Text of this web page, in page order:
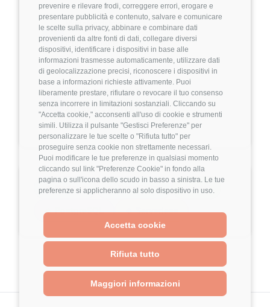
prevenire e rilevare frodi, correggere errori, erogare e
presentare pubblicità e contenuto, salvare e comunicare
le scelte sulla privacy, abbinare e combinare dati
provenienti da altre fonti di dati, collegare diversi
dispositivi, identificare i dispositivi in base alle
informazioni trasmesse automaticamente, utilizzare dati
di geolocalizzazione precisi, riconoscere i dispositivi in
base a informazioni richieste attivamente. Puoi
liberamente prestare, rifiutare o revocare il tuo consenso
senza incorrere in limitazioni sostanziali. Cliccando su
"Accetta cookie," acconsenti all'uso di cookie e strumenti
simili. Utilizza il pulsante "Gestisci Preferenze" per
personalizzare le tue scelte o "Rifiuta tutto" per
proseguire senza cookie non strettamente necessari.
Puoi modificare le tue preferenze in qualsiasi momento
cliccando sul link "Preferenze Cookie" in fondo alla
pagina o sull'icona dello scudo in basso a sinistra. Le tue
preferenze si applicheranno al solo dispositivo in uso.
Accetta cookie
Rifiuta tutto
Maggiori informazioni
team essential to our success. As a Backend
Engineer, you'll play a vital role in enhancing
our product. Your key responsibilities include:
At Vita Health, technology is at the core of
everything we do, powering innovative digital
experiences that help people live healthier
lives.
We’re looking for aBackend Engineerto join
our product development team and play a key
role in building and scaling the backend that
drives our platform. You’ll work closely with our
Frontend, Product, and Design teamsto
deliver high-performing, reliable, and secure
systems. Beyond coding, you’ll help
technical direction
bringing a proactive mindset and a passion for
building great software.
🖥️
Modalità di lavoro
Full-Remote
💰
Retribuzione annuale
40.000€ - 46.000€
🔹 Node.js 🔹 TypeScript 🔹 AWS
🔹 PostgreSQL 🔹 Serverless